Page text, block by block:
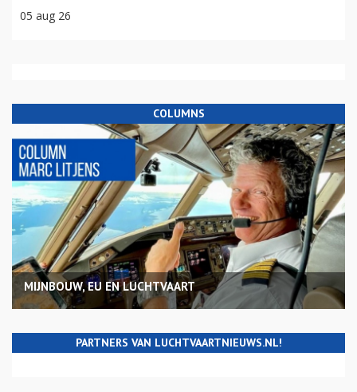
05 aug 26
COLUMNS
MIJNBOUW, EU EN LUCHTVAART
PARTNERS VAN LUCHTVAARTNIEUWS.NL!